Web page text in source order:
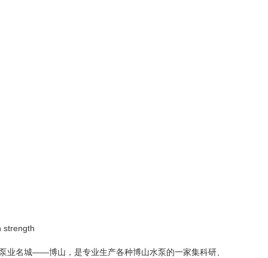
strength
业名城——博山，是专业生产各种博山水泵的一家集科研、